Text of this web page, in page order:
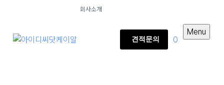
회사소개
견적문의 0
Menu